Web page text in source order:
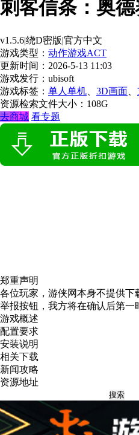
刺客信条：奥
v1.5.6|绕D密版|官方中文
游戏类型： 动作游戏ACT
更新时间： 2026-5-13 11:03
游戏发行：ubisoft
游戏标签： 单人单机 3D画面
资源检索文件大小：108G
去商城 看专题
郑重声明
各位玩家，游侠网本身不提供
举报按钮，我方将在确认后第一
游戏概述
配置要求
安装说明
相关下载
新闻攻略
资源地址